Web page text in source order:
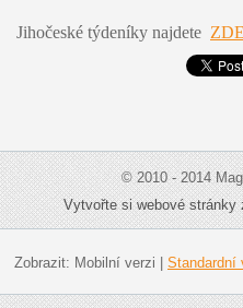
Jihočeské týdeníky najdete
© 2010 - 2014
Vytvořte si webové stránky
Zobrazit: Mobilní verzi | Standardní